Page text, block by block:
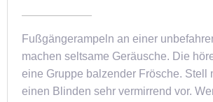
Fußgängerampeln an einer
machen seltsame Geräusche. Die
eine Gruppe balzender Frösche. Stell
einen Blinden sehr vermirrend vor.